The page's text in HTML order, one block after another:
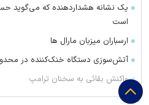
یک نشانه هشداردهنده که می‌گوید
است
ارسباران میزبان مارال ها
آتش‌سوزی دستگاه خنک‌کننده در
واکنش بقائی به سخنان ترامپ
وزیر خزانه داری آمریکا: در دو سال